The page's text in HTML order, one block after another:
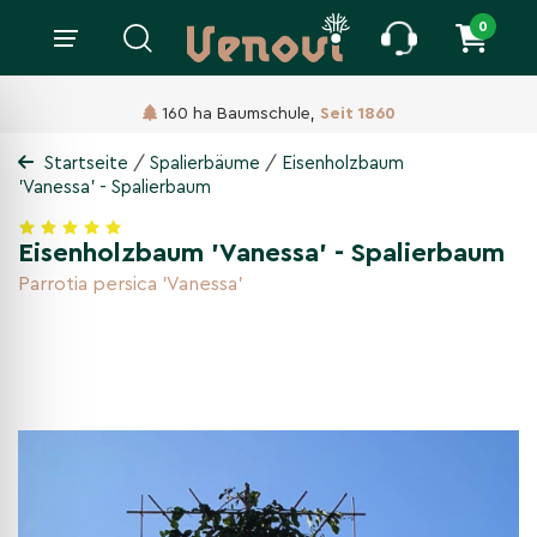
0
160 ha Baumschule, Seit 1860
Startseite / Spalierbäume / Eisenholzbaum
'Vanessa' - Spalierbaum
Eisenholzbaum 'Vanessa' - Spalierbaum
Parrotia persica 'Vanessa'